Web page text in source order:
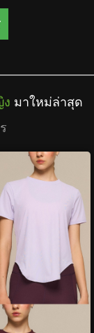
มาใหม่ล่าสุด